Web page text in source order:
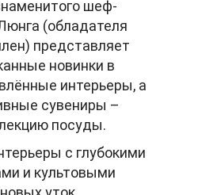
шеф-
(обладателя
представляет
новинки в
интерьеры, а
сувениры –
посуды.
с глубокими
и культовыми